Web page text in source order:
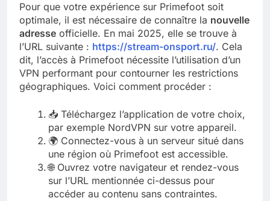
Pour que votre expérience sur Primefoot soit
optimale, il est nécessaire de connaître la nouvelle
adresse officielle. En mai 2025, elle se trouve à
l’URL suivante : https://stream-onsport.ru/. Cela
dit, l’accès à Primefoot nécessite l’utilisation d’un
VPN performant pour contourner les restrictions
géographiques. Voici comment procéder :
📥 Téléchargez l’application de votre choix,
par exemple NordVPN sur votre appareil.
🌍 Connectez-vous à un serveur situé dans
une région où Primefoot est accessible.
🌐 Ouvrez votre navigateur et rendez-vous
sur l’URL mentionnée ci-dessus pour
accéder au contenu sans contraintes.